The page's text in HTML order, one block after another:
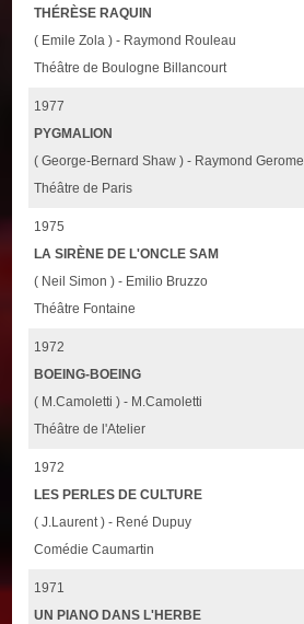
THÉRÈSE RAQUIN
( Emile Zola ) - Raymond Rouleau
Théâtre de Boulogne Billancourt
1977
PYGMALION
( George-Bernard Shaw ) - Raymond Gerome
Théâtre de Paris
1975
LA SIRÈNE DE L'ONCLE SAM
( Neil Simon ) - Emilio Bruzzo
Théâtre Fontaine
1972
BOEING-BOEING
( M.Camoletti ) - M.Camoletti
Théâtre de l'Atelier
1972
LES PERLES DE CULTURE
( J.Laurent ) - René Dupuy
Comédie Caumartin
1971
UN PIANO DANS L'HERBE